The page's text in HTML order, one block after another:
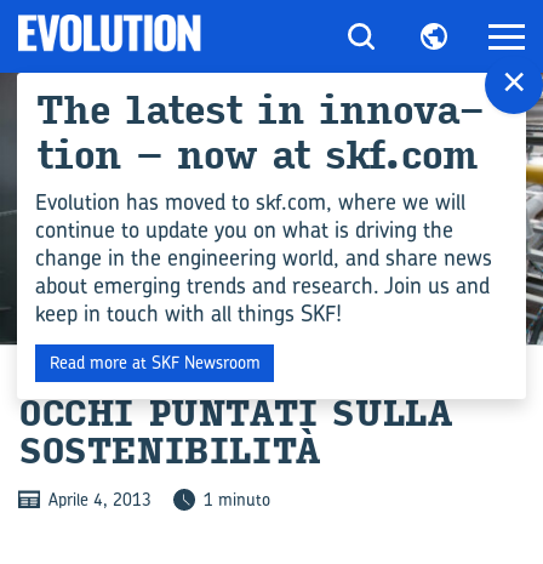
INDUSTRIA
OCCHI PUN­TA­TI SULLA
SOSTENIBILITÀ
Aprile 4, 2013 1 minuto
×
The la­te­st in in­no­va­
tion – now at skf.com
Evolution has moved to skf.com, where we will
continue to update you on what is driving the
change in the engineering world, and share news
about emerging trends and research. Join us and
keep in touch with all things SKF!
Read more at SKF Newsroom